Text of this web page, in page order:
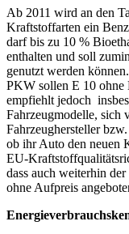
Ab 2011 wird an den
Kraftstoffarten ein
darf bis zu 10 %
enthalten und soll
genutzt werden
PKW sollen E 10 ohne
empfiehlt jedoch
Fahrzeugmodelle, sich
Fahrzeughersteller
ob ihr Auto den neuen
EU-
dass auch weiterhin
ohne Aufpreis